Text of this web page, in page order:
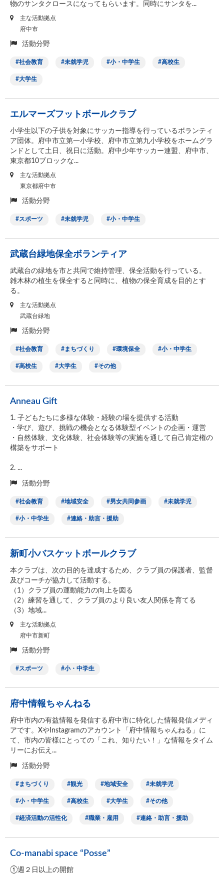
物のサンタクロースになってもらいます。同時にサンタを...
主な活動拠点
府中市
活動分野
社会教育 未就学児 小・中学生 高校生
大学生
エルマーズフットボールクラブ
小学生以下の子供を対象にサッカー指導を行っているボランティ
ア団体。府中市立第一小学校、府中市立第九小学校をホームグラ
ンドとして土日、祝日に活動。府中少年サッカー連盟、府中市、
東京都10ブロックな...
主な活動拠点
東京都府中市
活動分野
スポーツ 未就学児 小・中学生
武蔵台緑地保全ボランティア
武蔵台の緑地を市と共同で維持管理、保全活動を行っている。
雑木林の植生を保全すると同時に、植物の保全育成を目的とす
る。
主な活動拠点
武蔵台緑地
活動分野
社会教育 まちづくり 環境保全 小・中学生
高校生 大学生 その他
Anneau Gift
1. 子どもたちに多様な体験・経験の場を提供する活動
・学び、遊び、挑戦の機会となる体験型イベントの企画・運営
・自然体験、文化体験、社会体験等の実施を通して自己肯定権の
構築をサポート
2. ...
活動分野
社会教育 地域安全 男女共同参画 未就学児
小・中学生 連絡・助言・援助
新町小バスケットボールクラブ
本クラブは、次の目的を達成するため、クラブ員の保護者、監督
及びコーチが協力して活動する。
（1）クラブ員の運動能力の向上を図る
（2）練習を通して、クラブ員のより良い友人関係を育てる
（3）地域...
主な活動拠点
府中市新町
活動分野
スポーツ 小・中学生
府中情報ちゃんねる
府中市内の有益情報を発信する府中市に特化した情報発信メディ
アです。XやInstagramのアカウント「府中情報ちゃんねる」に
て、市内の皆様にとっての「これ、知りたい！」な情報をタイム
リーにお伝え...
活動分野
まちづくり 観光 地域安全 未就学児
小・中学生 高校生 大学生 その他
経済活動の活性化 職業・雇用 連絡・助言・援助
Co-manabi space “Posse”
①週２日以上の開館